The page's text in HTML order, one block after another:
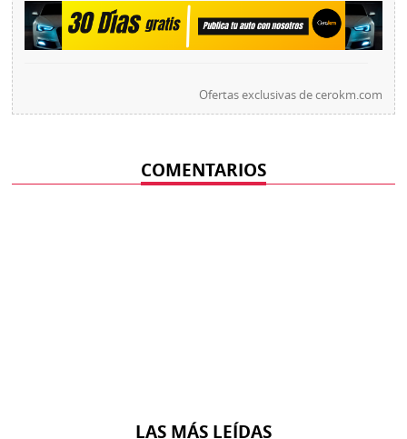
Ofertas exclusivas decerokm.com
COMENTARIOS
LAS MÁS LEÍDAS